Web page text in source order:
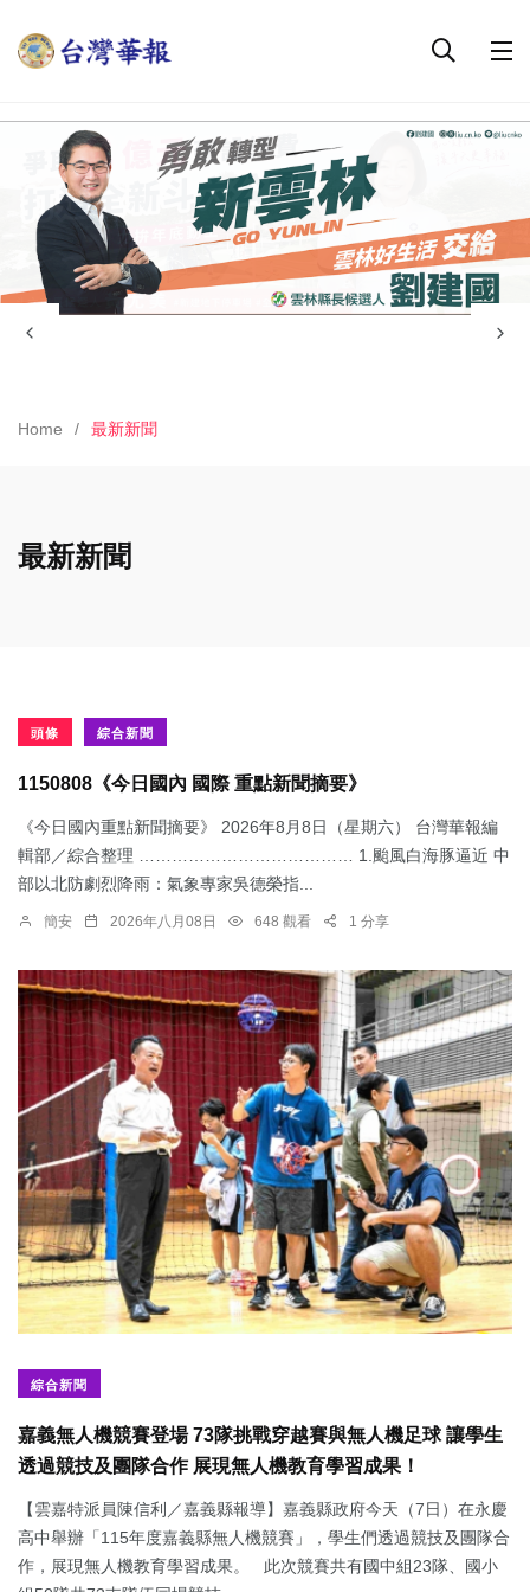
Home 最新新聞
最新新聞
頭條 綜合新聞
1150808《今日國內 國際 重點新聞摘要》
《今日國內重點新聞摘要》 2026年8月8日（星期六） 台灣華報編
輯部／綜合整理 ………………………………… 1.颱風白海豚逼近 中
部以北防劇烈降雨：​氣象專家吳德榮指...
簡安 2026年八月08日 648 觀看 1 分享
綜合新聞
嘉義無人機競賽登場 73隊挑戰穿越賽與無人機足球 讓學生
透過競技及團隊合作 展現無人機教育學習成果！
【雲嘉特派員陳信利／嘉義縣報導】嘉義縣政府今天（7日）在永慶
高中舉辦「115年度嘉義縣無人機競賽」，學生們透過競技及團隊合
作，展現無人機教育學習成果。 此次競賽共有國中組23隊、國小